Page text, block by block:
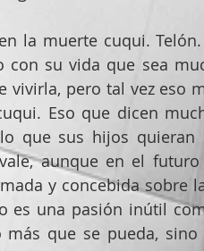
la muerte cuqui.
con su vida que sea
vivirla, pero tal vez eso
Eso que dicen
que sus hijos
aunque en el
y concebida sobre
es una pasión inútil
que se pueda,